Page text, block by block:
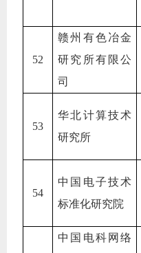
52
赣州有色冶金
研究所有限公
司
53
华北计算技术
研究所
54
中国电子技术
标准化研究院
中国电科网络